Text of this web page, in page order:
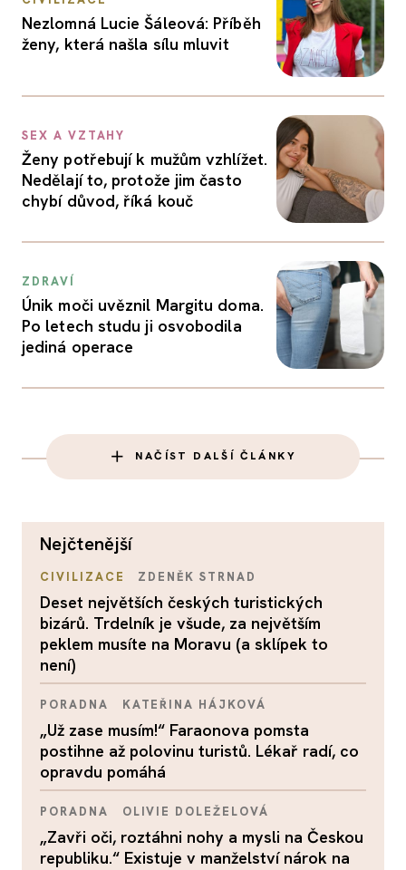
Nezlomná Lucie Šáleová: Příběh
ženy, která našla sílu mluvit
SEX A VZTAHY
Ženy potřebují k mužům vzhlížet.
Nedělají to, protože jim často
chybí důvod, říká kouč
ZDRAVÍ
Únik moči uvěznil Margitu doma.
Po letech studu ji osvobodila
jediná operace
NAČÍST DALŠÍ ČLÁNKY
nejčtenější
CIVILIZACE ZDENĚK STRNAD
Deset největších českých turistických
bizárů. Trdelník je všude, za největším
peklem musíte na Moravu (a sklípek to
není)
PORADNA KATEŘINA HÁJKOVÁ
„Už zase musím!“ Faraonova pomsta
postihne až polovinu turistů. Lékař radí, co
opravdu pomáhá
PORADNA OLIVIE DOLEŽELOVÁ
„Zavři oči, roztáhni nohy a mysli na Českou
republiku.“ Existuje v manželství nárok na